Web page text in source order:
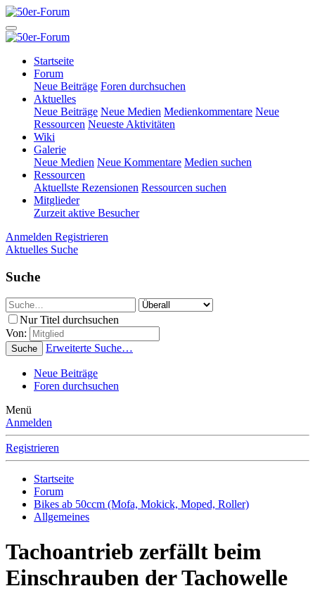
Startseite
Forum
Neue Beiträge Foren durchsuchen
Aktuelles
Neue Beiträge Neue Medien Medienkommentare Neue
Ressourcen Neueste Aktivitäten
Wiki
Galerie
Neue Medien Neue Kommentare Medien suchen
Ressourcen
Aktuellste Rezensionen Ressourcen suchen
Mitglieder
Zurzeit aktive Besucher
Anmelden Registrieren
Aktuelles Suche
Suche
Nur Titel durchsuchen
Von:
Suche Erweiterte Suche…
Neue Beiträge
Foren durchsuchen
Menü
Anmelden
Registrieren
Startseite
Forum
Bikes ab 50ccm (Mofa, Mokick, Moped, Roller)
Allgemeines
Tachoantrieb zerfällt beim
Einschrauben der Tachowelle